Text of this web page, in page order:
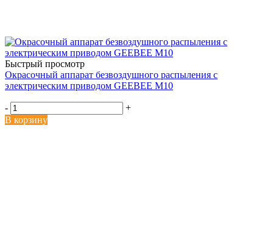
Быстрый просмотр
Окрасочный аппарат безвоздушного распыления с
электрическим приводом GEEBEE M10
-
+
В корзину